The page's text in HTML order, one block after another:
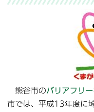
熊谷市のバリアフリ
市では、平成13年度に